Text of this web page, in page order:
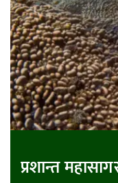
प्रशान्त